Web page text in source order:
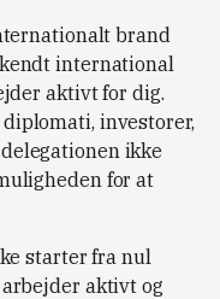
brand
international
aktivt for dig.
investorer,
ikke
for at
starter fra nul
arbejder aktivt og